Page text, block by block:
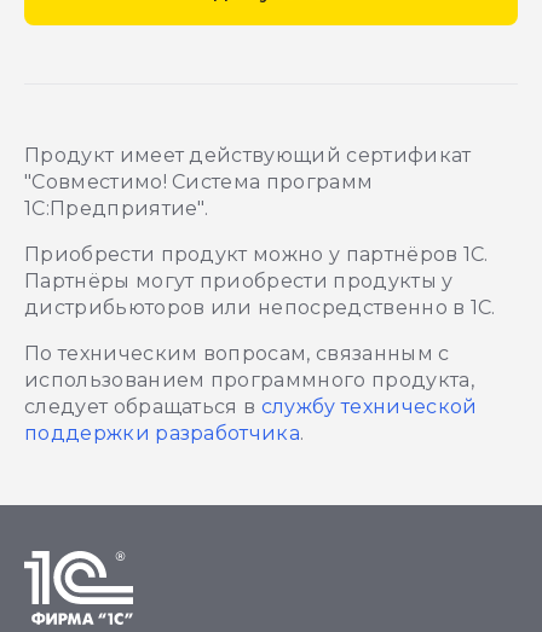
Продукт имеет действующий сертификат
"Совместимо! Система программ
1С:Предприятие".
Приобрести продукт можно у партнёров 1С.
Партнёры могут приобрести продукты у
дистрибьюторов или непосредственно в 1С.
По техническим вопросам, связанным с
использованием программного продукта,
следует обращаться в службу технической
поддержки разработчика.